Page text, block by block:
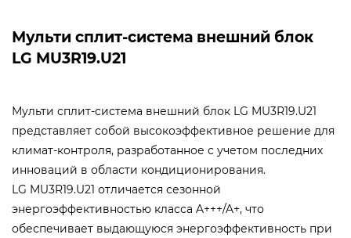
Мульти сплит-система внешний блок
LG MU3R19.U21
Мульти сплит-система внешний блок LG MU3R19.U21
представляет собой высокоэффективное решение для
климат-контроля, разработанное с учетом последних
инноваций в области кондиционирования.
LG MU3R19.U21 отличается сезонной
энергоэффективностью класса A+++/A+, что
обеспечивает выдающуюся энергоэффективность при